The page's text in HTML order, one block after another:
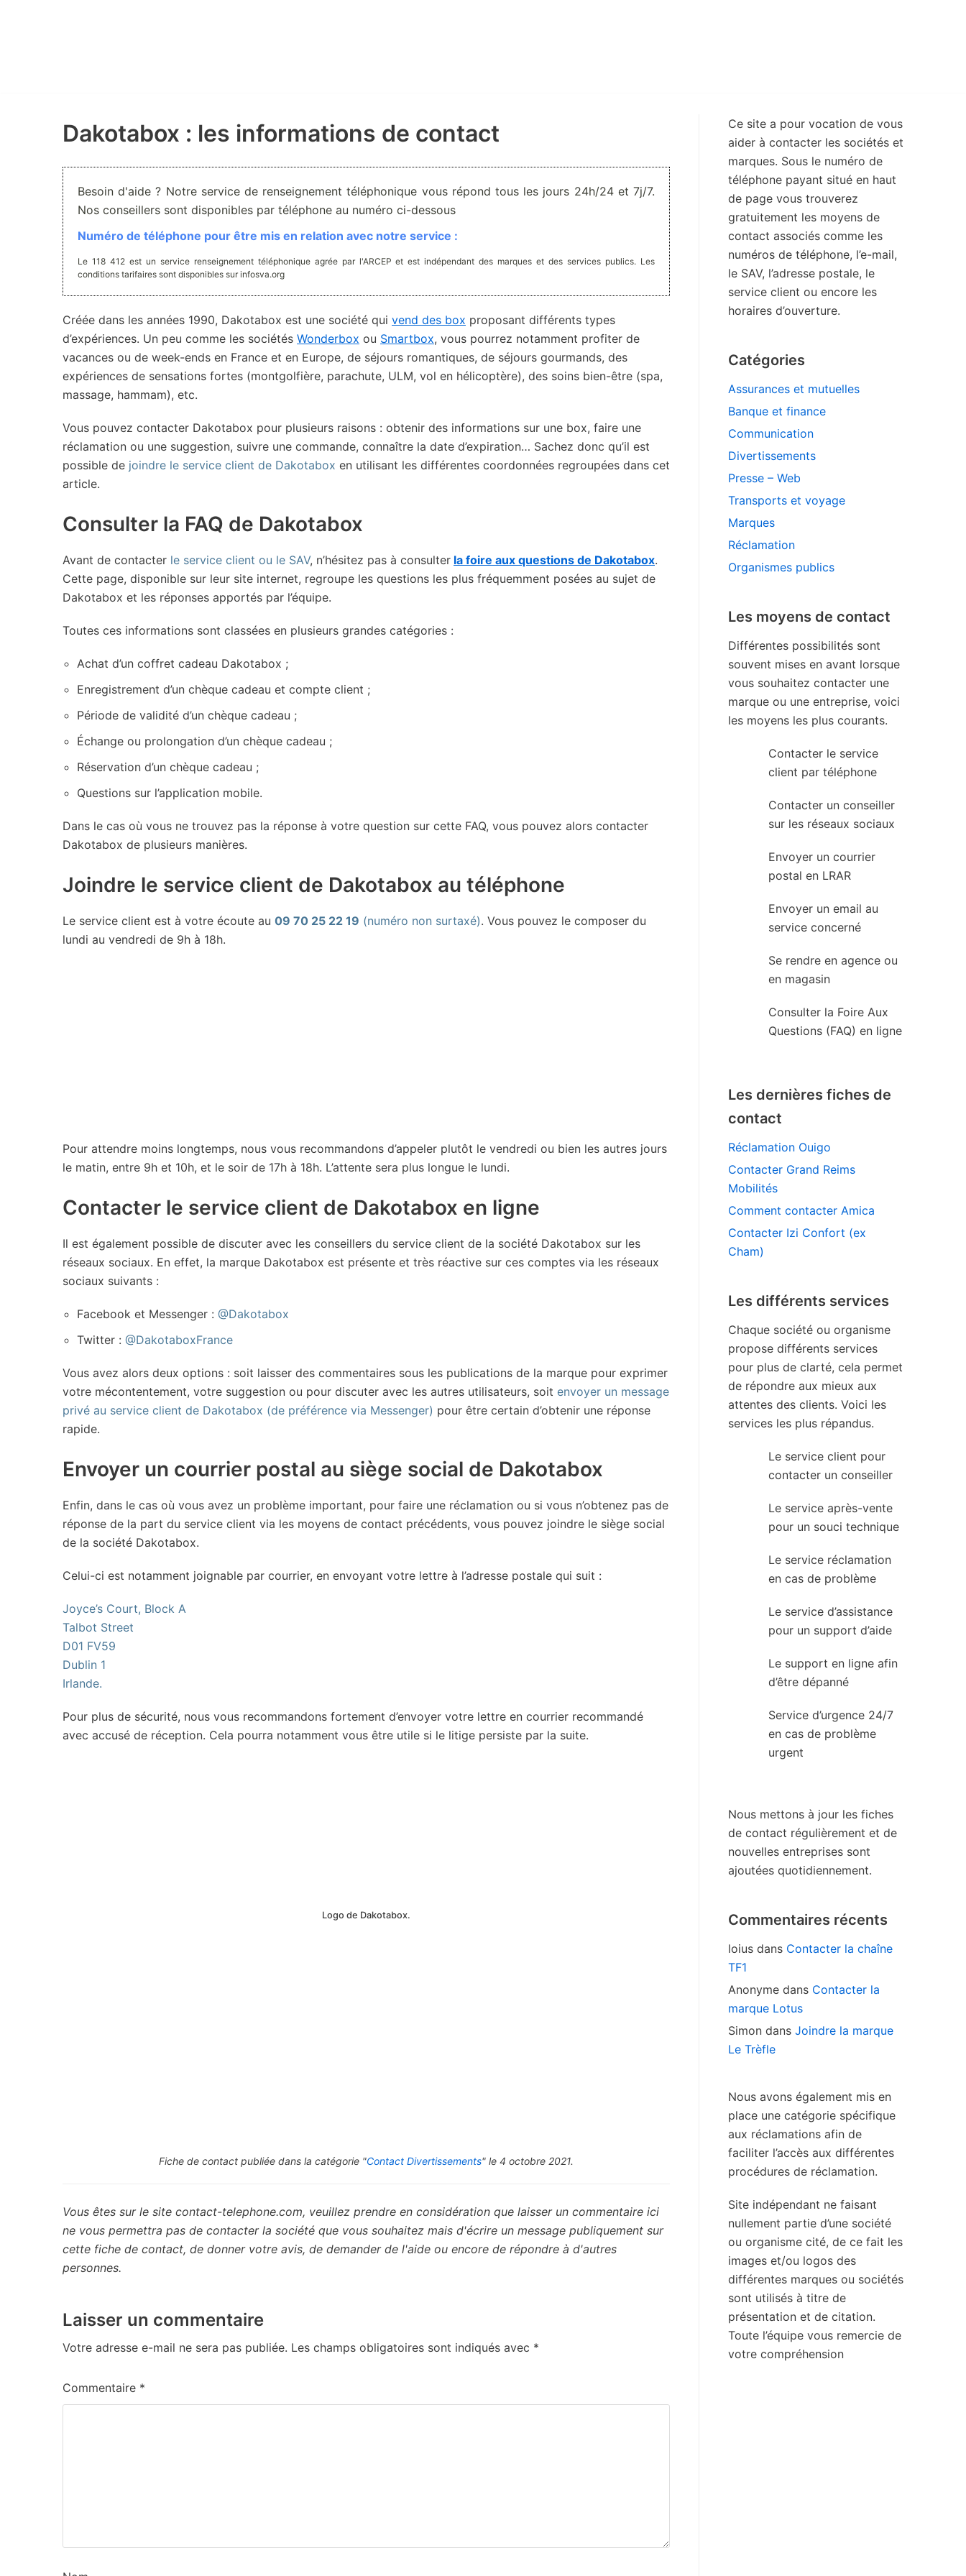
Dakotabox : les informations de contact
Besoin d'aide ? Notre service de renseignement téléphonique vous répond tous les jours 24h/24 et 7j/7.
Nos conseillers sont disponibles par téléphone au numéro ci-dessous
Numéro de téléphone pour être mis en relation avec notre service :
Le 118 412 est un service renseignement téléphonique agrée par l'ARCEP et est indépendant des marques et des services publics. Les
conditions tarifaires sont disponibles sur infosva.org
Créée dans les années 1990, Dakotabox est une société qui vend des box proposant différents types
d’expériences. Un peu comme les sociétés Wonderbox ou Smartbox, vous pourrez notamment profiter de
vacances ou de week-ends en France et en Europe, de séjours romantiques, de séjours gourmands, des
expériences de sensations fortes (montgolfière, parachute, ULM, vol en hélicoptère), des soins bien-être (spa,
massage, hammam), etc.
Vous pouvez contacter Dakotabox pour plusieurs raisons : obtenir des informations sur une box, faire une
réclamation ou une suggestion, suivre une commande, connaître la date d’expiration… Sachez donc qu’il est
possible de joindre le service client de Dakotabox en utilisant les différentes coordonnées regroupées dans cet
article.
Consulter la FAQ de Dakotabox
Avant de contacter le service client ou le SAV, n’hésitez pas à consulter la foire aux questions de Dakotabox.
Cette page, disponible sur leur site internet, regroupe les questions les plus fréquemment posées au sujet de
Dakotabox et les réponses apportés par l’équipe.
Toutes ces informations sont classées en plusieurs grandes catégories :
Achat d’un coffret cadeau Dakotabox ;
Enregistrement d’un chèque cadeau et compte client ;
Période de validité d’un chèque cadeau ;
Échange ou prolongation d’un chèque cadeau ;
Réservation d’un chèque cadeau ;
Questions sur l’application mobile.
Dans le cas où vous ne trouvez pas la réponse à votre question sur cette FAQ, vous pouvez alors contacter
Dakotabox de plusieurs manières.
Joindre le service client de Dakotabox au téléphone
Le service client est à votre écoute au 09 70 25 22 19 (numéro non surtaxé). Vous pouvez le composer du
lundi au vendredi de 9h à 18h.
Pour attendre moins longtemps, nous vous recommandons d’appeler plutôt le vendredi ou bien les autres jours
le matin, entre 9h et 10h, et le soir de 17h à 18h. L’attente sera plus longue le lundi.
Contacter le service client de Dakotabox en ligne
Il est également possible de discuter avec les conseillers du service client de la société Dakotabox sur les
réseaux sociaux. En effet, la marque Dakotabox est présente et très réactive sur ces comptes via les réseaux
sociaux suivants :
Facebook et Messenger : @Dakotabox
Twitter : @DakotaboxFrance
Vous avez alors deux options : soit laisser des commentaires sous les publications de la marque pour exprimer
votre mécontentement, votre suggestion ou pour discuter avec les autres utilisateurs, soit envoyer un message
privé au service client de Dakotabox (de préférence via Messenger) pour être certain d’obtenir une réponse
rapide.
Envoyer un courrier postal au siège social de Dakotabox
Enfin, dans le cas où vous avez un problème important, pour faire une réclamation ou si vous n’obtenez pas de
réponse de la part du service client via les moyens de contact précédents, vous pouvez joindre le siège social
de la société Dakotabox.
Celui-ci est notamment joignable par courrier, en envoyant votre lettre à l’adresse postale qui suit :
Joyce’s Court, Block A
Talbot Street
D01 FV59
Dublin 1
Irlande.
Pour plus de sécurité, nous vous recommandons fortement d’envoyer votre lettre en courrier recommandé
avec accusé de réception. Cela pourra notamment vous être utile si le litige persiste par la suite.
Logo de Dakotabox.
Fiche de contact publiée dans la catégorie "Contact Divertissements" le 4 octobre 2021.
Vous êtes sur le site contact-telephone.com, veuillez prendre en considération que laisser un commentaire ici
ne vous permettra pas de contacter la société que vous souhaitez mais d'écrire un message publiquement sur
cette fiche de contact, de donner votre avis, de demander de l'aide ou encore de répondre à d'autres
personnes.
Laisser un commentaire
Votre adresse e-mail ne sera pas publiée. Les champs obligatoires sont indiqués avec *
Commentaire *
Ce site a pour vocation de vous
aider à contacter les sociétés et
marques. Sous le numéro de
téléphone payant situé en haut
de page vous trouverez
gratuitement les moyens de
contact associés comme les
numéros de téléphone, l’e-mail,
le SAV, l’adresse postale, le
service client ou encore les
horaires d’ouverture.
Catégories
Assurances et mutuelles
Banque et finance
Communication
Divertissements
Presse – Web
Transports et voyage
Marques
Réclamation
Organismes publics
Les moyens de contact
Différentes possibilités sont
souvent mises en avant lorsque
vous souhaitez contacter une
marque ou une entreprise, voici
les moyens les plus courants.
Contacter le service
client par téléphone
Contacter un conseiller
sur les réseaux sociaux
Envoyer un courrier
postal en LRAR
Envoyer un email au
service concerné
Se rendre en agence ou
en magasin
Consulter la Foire Aux
Questions (FAQ) en ligne
Les dernières fiches de
contact
Réclamation Ouigo
Contacter Grand Reims
Mobilités
Comment contacter Amica
Contacter Izi Confort (ex
Cham)
Les différents services
Chaque société ou organisme
propose différents services
pour plus de clarté, cela permet
de répondre aux mieux aux
attentes des clients. Voici les
services les plus répandus.
Le service client pour
contacter un conseiller
Le service après-vente
pour un souci technique
Le service réclamation
en cas de problème
Le service d’assistance
pour un support d’aide
Le support en ligne afin
d’être dépanné
Service d’urgence 24/7
en cas de problème
urgent
Nous mettons à jour les fiches
de contact régulièrement et de
nouvelles entreprises sont
ajoutées quotidiennement.
Commentaires récents
loius dans Contacter la chaîne
TF1
Anonyme dans Contacter la
marque Lotus
Simon dans Joindre la marque
Le Trèfle
Nous avons également mis en
place une catégorie spécifique
aux réclamations afin de
faciliter l’accès aux différentes
procédures de réclamation.
Site indépendant ne faisant
nullement partie d’une société
ou organisme cité, de ce fait les
images et/ou logos des
différentes marques ou sociétés
sont utilisés à titre de
présentation et de citation.
Toute l’équipe vous remercie de
votre compréhension